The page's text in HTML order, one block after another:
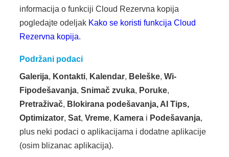
informacija o funkciji Cloud Rezervna kopija
pogledajte odeljak Kako se koristi funkcija Cloud
Rezervna kopija.
Podržani podaci
Galerija, Kontakti, Kalendar, Beleške,Wi-
Fipodešavanja,Snimač zvuka, Poruke,
Pretraživač, Blokirana podešavanja, AI Tips,
Optimizator,Sat,Vreme, Kamera i Podešavanja,
plus neki podaci o aplikacijama i dodatne aplikacije
(osim blizanac aplikacija).